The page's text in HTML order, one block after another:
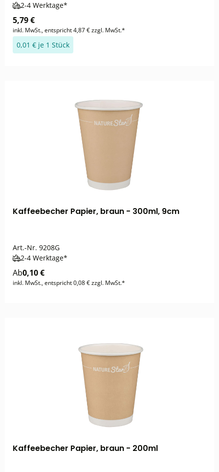
2-4 Werktage*
5,79 €
inkl. MwSt., entspricht 4,87 € zzgl. MwSt.*
0,01 € je 1 Stück
Kaffeebecher Papier, braun - 300ml, 9cm
Art.-Nr. 9208G
2-4 Werktage*
Ab0,10 €
inkl. MwSt., entspricht 0,08 € zzgl. MwSt.*
Kaffeebecher Papier, braun - 200ml